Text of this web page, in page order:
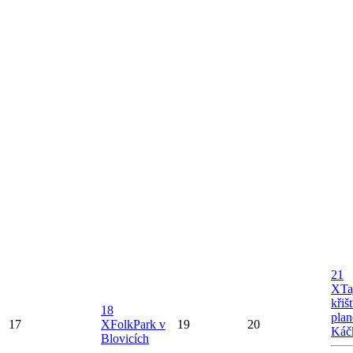
17
18
XFolkPark v
Blovicích
19 20
21
X